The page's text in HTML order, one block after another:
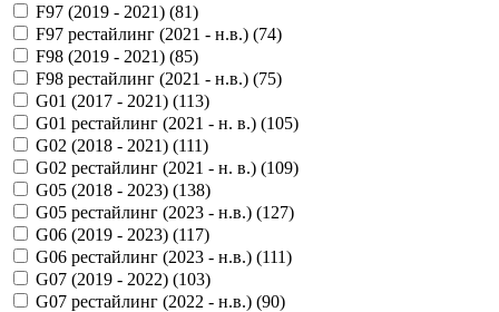
F97 (2019 - 2021) (81)
F97 рестайлинг (2021 - н.в.) (74)
F98 (2019 - 2021) (85)
F98 рестайлинг (2021 - н.в.) (75)
G01 (2017 - 2021) (113)
G01 рестайлинг (2021 - н. в.) (105)
G02 (2018 - 2021) (111)
G02 рестайлинг (2021 - н. в.) (109)
G05 (2018 - 2023) (138)
G05 рестайлинг (2023 - н.в.) (127)
G06 (2019 - 2023) (117)
G06 рестайлинг (2023 - н.в.) (111)
G07 (2019 - 2022) (103)
G07 рестайлинг (2022 - н.в.) (90)